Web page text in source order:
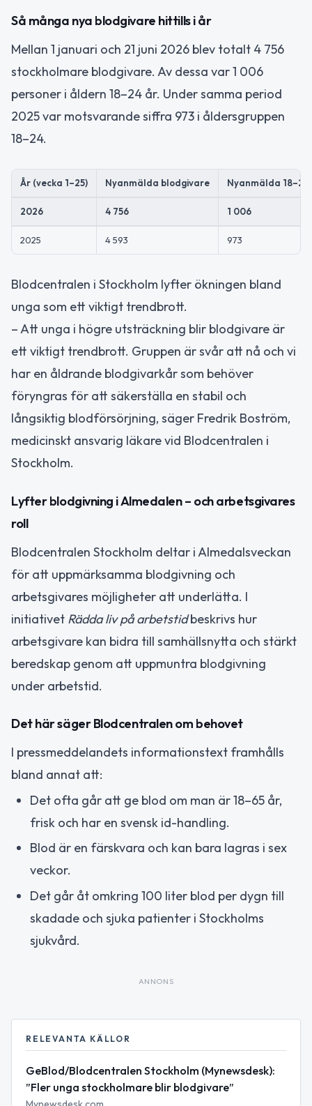
Så många nya blodgivare hittills i år
Mellan 1 januari och 21 juni 2026 blev totalt 4 756
stockholmare blodgivare. Av dessa var 1 006
personer i åldern 18–24 år. Under samma period
2025 var motsvarande siffra 973 i åldersgruppen
18–24.
År (vecka 1–25) Nyanmälda blodgivare Nyanmälda 18–24
2026 4 756 1 006
2025 4 593 973
Blodcentralen i Stockholm lyfter ökningen bland
unga som ett viktigt trendbrott.
– Att unga i högre utsträckning blir blodgivare är
ett viktigt trendbrott. Gruppen är svår att nå och vi
har en åldrande blodgivarkår som behöver
föryngras för att säkerställa en stabil och
långsiktig blodförsörjning, säger Fredrik Boström,
medicinskt ansvarig läkare vid Blodcentralen i
Stockholm.
Lyfter blodgivning i Almedalen – och arbetsgivares
roll
Blodcentralen Stockholm deltar i Almedalsveckan
för att uppmärksamma blodgivning och
arbetsgivares möjligheter att underlätta. I
initiativet Rädda liv på arbetstidbeskrivs hur
arbetsgivare kan bidra till samhällsnytta och stärkt
beredskap genom att uppmuntra blodgivning
under arbetstid.
Det här säger Blodcentralen om behovet
I pressmeddelandets informationstext framhålls
bland annat att:
Det ofta går att ge blod om man är 18–65 år,
frisk och har en svensk id-handling.
Blod är en färskvara och kan bara lagras i sex
veckor.
Det går åt omkring 100 liter blod per dygn till
skadade och sjuka patienter i Stockholms
sjukvård.
ANNONS
RELEVANTA KÄLLOR
GeBlod/Blodcentralen Stockholm (Mynewsdesk):
”Fler unga stockholmare blir blodgivare”